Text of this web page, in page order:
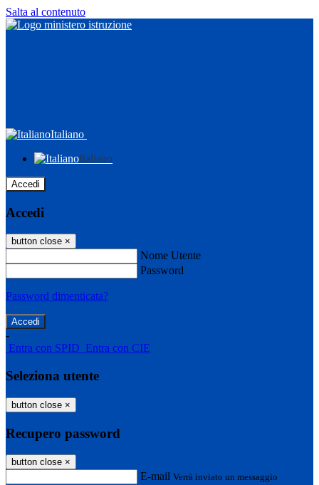
Salta al contenuto
Italiano
Italiano
Accedi
Accedi
button close ×
Nome Utente
Password
Password dimenticata?
-
Entra con SPID Entra con CIE
Seleziona utente
button close ×
Recupero password
button close ×
E-mail Verrà inviato un messaggio